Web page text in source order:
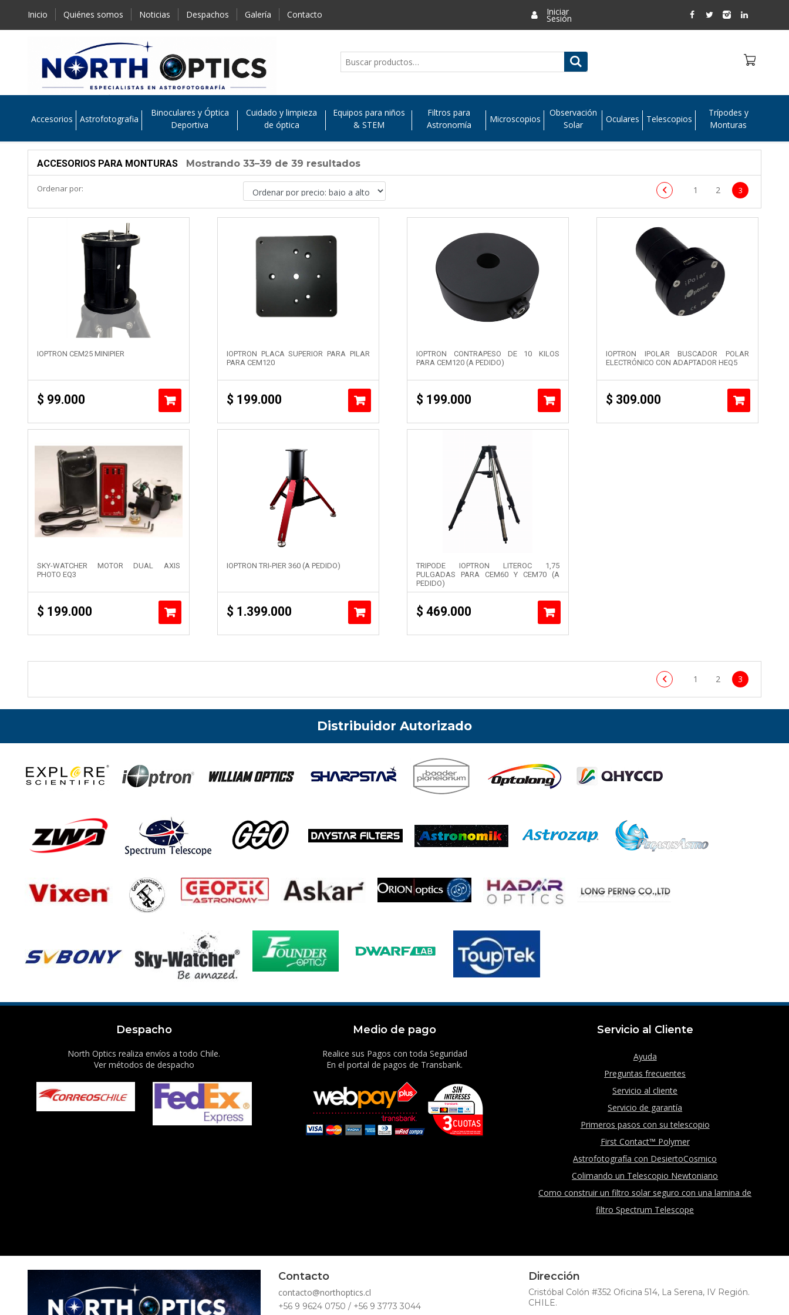
Inicio Quiénes somos Noticias Despachos Galería Contacto Iniciar
Sesión
Accesorios Astrofotografia
Binoculares y Óptica
Deportiva
Cuidado y limpieza
de óptica
Equipos para niños
& STEM
Filtros para
Astronomía
Microscopios
Observación
Solar
Oculares Telescopios
Trípodes y
Monturas
ACCESORIOS PARA MONTURAS Mostrando 33–39 de 39 resultados
Ordenar por: 1 2 3
IOPTRON CEM25 MINIPIER
$ 99.000
IOPTRON PLACA SUPERIOR PARA PILAR
PARA CEM120
$ 199.000
IOPTRON CONTRAPESO DE 10 KILOS
PARA CEM120 (A PEDIDO)
$ 199.000
IOPTRON IPOLAR BUSCADOR POLAR
ELECTRÓNICO CON ADAPTADOR HEQ5
$ 309.000
SKY-WATCHER MOTOR DUAL AXIS
PHOTO EQ3
$ 199.000
IOPTRON TRI-PIER 360 (A PEDIDO)
$ 1.399.000
TRIPODE IOPTRON LITEROC 1,75
PULGADAS PARA CEM60 Y CEM70 (A
PEDIDO)
$ 469.000
1 2 3
Distribuidor Autorizado
Despacho
North Optics realiza envíos a todo Chile.
Ver métodos de despacho
Medio de pago
Realice sus Pagos con toda Seguridad
En el portal de pagos de Transbank.
Servicio al Cliente
Ayuda
Preguntas frecuentes
Servicio al cliente
Servicio de garantía
Primeros pasos con su telescopio
First Contact™ Polymer
Astrofotografía con DesiertoCosmico
Colimando un Telescopio Newtoniano
Como construir un filtro solar seguro con una lamina de
filtro Spectrum Telescope
Contacto
contacto@northoptics.cl
+56 9 9624 0750 / +56 9 3773 3044
Dirección
Cristóbal Colón #352 Oficina 514, La Serena, IV Región.
CHILE.